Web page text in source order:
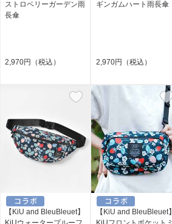
ストロベリーガーデン雨
長傘
2,970円（税込）
ギンガムハート雨長傘
2,970円（税込）
【KiU and BleuBleuet】
【KiU and BleuBleuet】